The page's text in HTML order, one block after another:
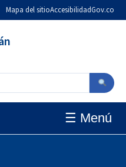
Mapa del sitioAccesibilidadGov.co
☰ Menú